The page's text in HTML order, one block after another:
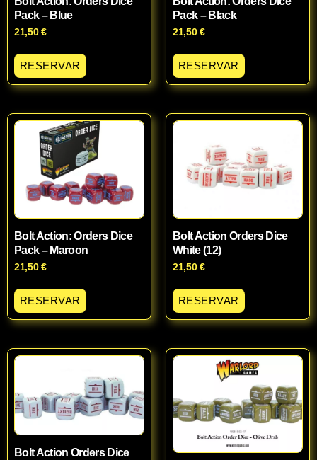
Pack – Blue
21,50€
RESERVAR
Pack – Black
21,50€
RESERVAR
Bolt Action: Orders Dice
Pack – Maroon
21,50€
RESERVAR
Bolt Action Orders Dice
White (12)
21,50€
RESERVAR
Bolt Action Orders Dice